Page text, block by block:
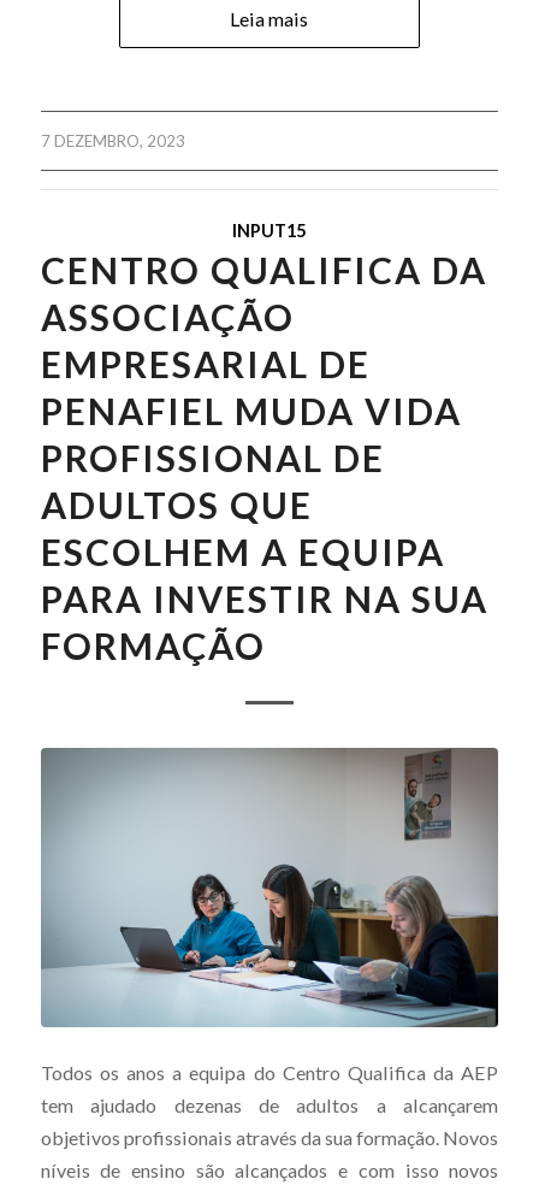
Leia mais
7 DEZEMBRO, 2023
INPUT15
CENTRO QUALIFICA DA
ASSOCIAÇÃO
EMPRESARIAL DE
PENAFIEL MUDA VIDA
PROFISSIONAL DE
ADULTOS QUE
ESCOLHEM A EQUIPA
PARA INVESTIR NA SUA
FORMAÇÃO
Todos os anos a equipa do Centro Qualifica da AEP
tem ajudado dezenas de adultos a alcançarem
objetivos profissionais através da sua formação. Novos
níveis de ensino são alcançados e com isso novos